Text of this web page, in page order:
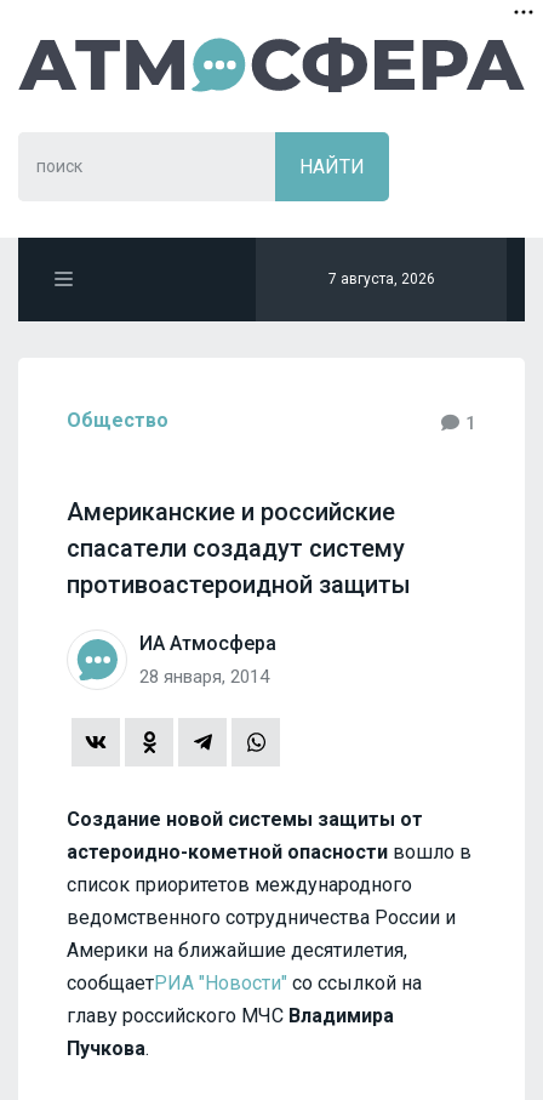
7 августа, 2026
Общество 1
Американские и российские
спасатели создадут систему
противоастероидной защиты
ИА Атмосфера
28 января, 2014
Создание новой системы защиты от
астероидно-кометной опасности вошло в
список приоритетов международного
ведомственного сотрудничества России и
Америки на ближайшие десятилетия,
сообщаетРИА "Новости" со ссылкой на
главу российского МЧС Владимира
Пучкова.